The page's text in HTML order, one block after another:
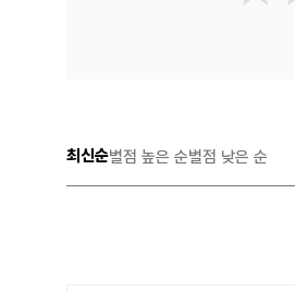
최신순별점 높은 순별점 낮은 순